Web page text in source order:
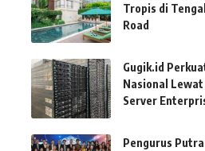
Tropis di
Road
Gugik.id
Nasional
Server
Pengurus